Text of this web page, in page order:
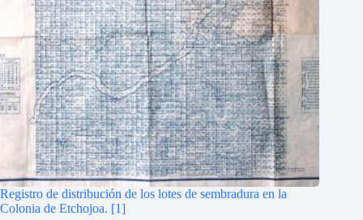
Registro de distribución de los lotes de sembradura en la
Colonia de Etchojoa. [1]